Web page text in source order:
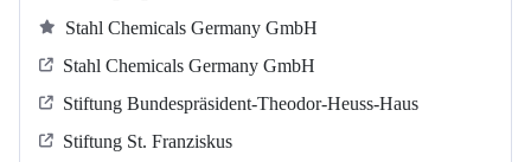
Stahl Chemicals Germany GmbH
Stahl Chemicals Germany GmbH
Stiftung Bundespräsident-Theodor-Heuss-Haus
Stiftung St. Franziskus